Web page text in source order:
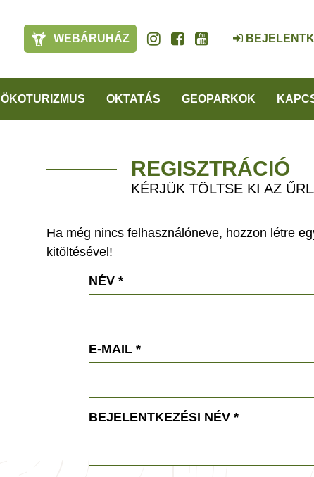
WEBÁRUHÁZ
ÖKOTURIZMUS OKTATÁS GEOPARKOK
REGISZTRÁCIÓ
KÉRJÜK TÖLTSE KI AZ
Ha még nincs felhasználóneve, hozzon létre
kitöltésével!
NÉV *
E-MAIL *
BEJELENTKEZÉSI NÉV *